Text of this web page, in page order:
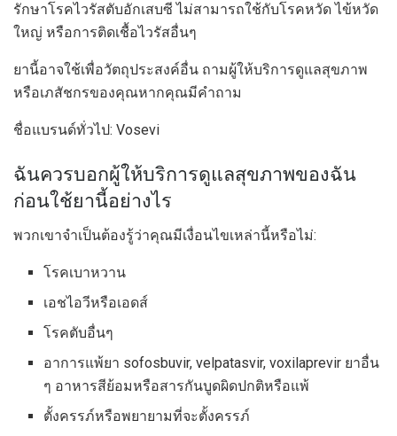
รักษาโรคไวรัสตับอักเสบซี ไม่สามารถใช้กับโรคหวัด ไข้หวัด
ใหญ่ หรือการติดเชื้อไวรัสอื่นๆ
ยานี้อาจใช้เพื่อวัตถุประสงค์อื่น ถามผู้ให้บริการดูแลสุขภาพ
หรือเภสัชกรของคุณหากคุณมีคำถาม
ชื่อแบรนด์ทั่วไป: Vosevi
ฉันควรบอกผู้ให้บริการดูแลสุขภาพของฉัน
ก่อนใช้ยานี้อย่างไร
พวกเขาจำเป็นต้องรู้ว่าคุณมีเงื่อนไขเหล่านี้หรือไม่:
โรคเบาหวาน
เอชไอวีหรือเอดส์
โรคตับอื่นๆ
อาการแพ้ยา sofosbuvir, velpatasvir, voxilaprevir ยาอื่น
ๆ อาหารสีย้อมหรือสารกันบูดผิดปกติหรือแพ้
ตั้งครรภ์หรือพยายามที่จะตั้งครรภ์